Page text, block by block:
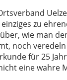
zu
wie man
noch
für 25
eine wahre